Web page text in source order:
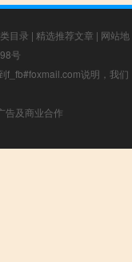
目录 | 精选推荐文章 | 网站地
号
f_fb#foxmail.com说明，我们
告及商业合作